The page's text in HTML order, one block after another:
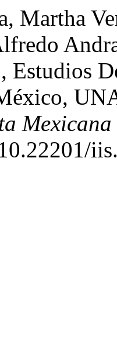
Martha
Estudios